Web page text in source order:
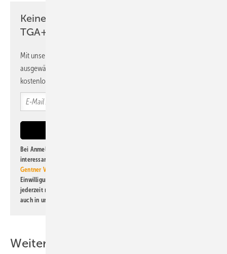
Keine Zeit? Kein Problem mit dem
TGA+E Newsletter!
Mit unserem Newsletter erhalten Sie regelmäßig von uns
ausgewählte Informationen und Neuigkeiten, gebündelt und
kostenlos direkt ins Postfach.
Bei Anmeldung zu diesem Newsletter bin ich damit einverstanden, über
interessante Verlags- und Online-Angebote
Gentner Verlag GmbH & Co. KG
Einwilligung kann ich jederzeit widerrufen und eine Abmeldung ist
jederzeit möglich. Informationen zum Umgang mit Daten finden Sie
auch in unserer
Weitere Inhalte